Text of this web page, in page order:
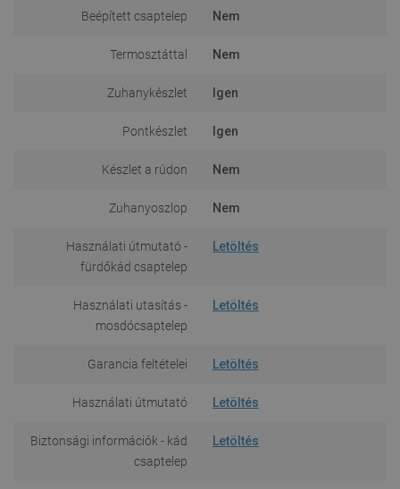
Beépített csaptelep Nem
Termosztáttal Nem
Zuhanykészlet Igen
Pontkészlet Igen
Készlet a rúdon Nem
Zuhanyoszlop Nem
Használati útmutató -
fürdőkád csaptelep
Letöltés
Használati utasítás -
mosdócsaptelep
Letöltés
Garancia feltételei Letöltés
Használati útmutató Letöltés
Biztonsági információk - kád
csaptelep
Letöltés